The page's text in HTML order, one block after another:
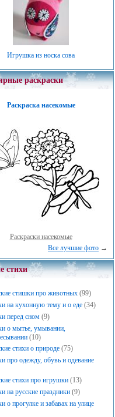
Игрушка из носка сова
раскраски
Раскраска насекомые
Раскраски насекомые
Все лучшие фото →
стихи
стишки про животных (99)
на кухонную тему и о еде (34)
перед сном (9)
о мытье, умывании,
(10)
стихи о природе (75)
про одежду, обувь и одевание
стихи про игрушки (13)
на русские праздники (9)
о прогулке и забавах на улице